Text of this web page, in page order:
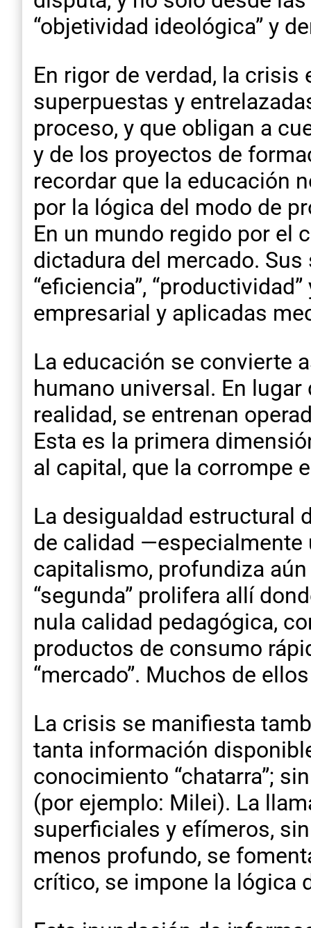
“objetividad ideológica” y
En rigor de verdad, la
superpuestas y
proceso, y que obligan a
y de los proyectos de
recordar que la educación
por la lógica del modo de
En un mundo regido por el
dictadura del mercado.
“eficiencia”,
empresarial y aplicadas
La educación se convierte
humano universal. En
realidad, se entrenan
Esta es la primera
al capital, que la corrompe
La desigualdad estructural
de calidad
capitalismo, profundiza
“segunda” prolifera allí
nula calidad pedagógica,
productos de consumo
“mercado”. Muchos de
La crisis se manifiesta
tanta información
conocimiento “chatarra”;
(por ejemplo: Milei). La
superficiales y efímeros,
menos profundo, se
crítico, se impone la lógica